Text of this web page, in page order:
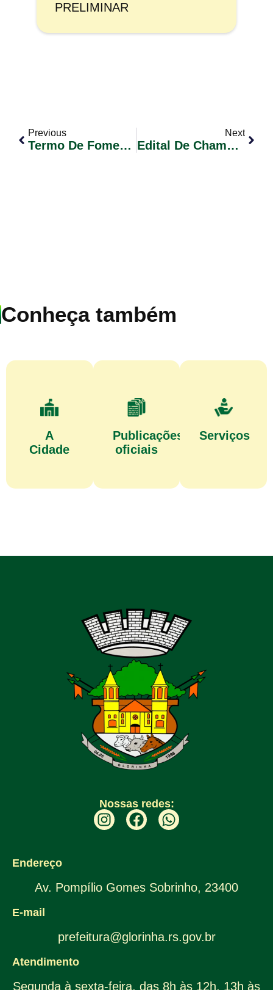
PRELIMINAR
Previous
Termo De Fomento Nº 02/2024 – CTG Sentinela Do Rio Grande –
Next
Edital De Chamada Pública N° 001/2024 – Aquisição De Alimentos Perecíveis
Conheça também
A
Cidade
Publicações
oficiais
Serviços
Nossas redes:
Endereço
Av. Pompílio Gomes Sobrinho, 23400
E-mail
prefeitura@glorinha.rs.gov.br
Atendimento
Segunda à sexta-feira, das 8h às 12h, 13h às